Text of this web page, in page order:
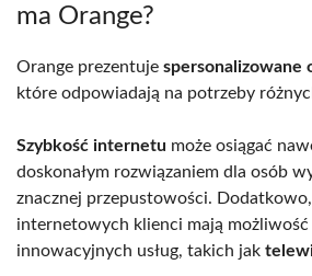
ma Orange?
Orange prezentuje
które odpowiadają na potrzeby
Szybkość internetu może osiągać
doskonałym rozwiązaniem dla osób
znacznej przepustowości.
internetowych klienci mają możliwość
innowacyjnych usług, takich jak